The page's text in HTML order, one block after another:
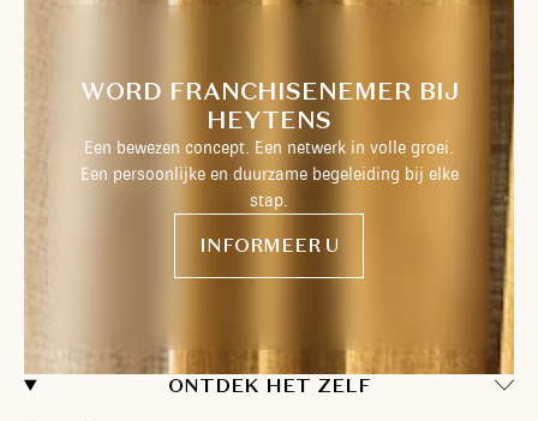
ONTDEK HET ZELF
WORD FRANCHISENEMER BIJ
HEYTENS
Een bewezen concept. Een netwerk in volle groei.
Een persoonlijke en duurzame begeleiding bij elke
stap.
INFORMEER U